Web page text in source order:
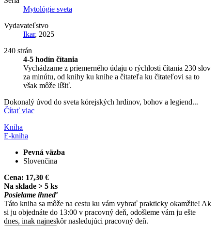
Mytológie sveta
Vydavateľstvo
Ikar, 2025
240 strán
4-5 hodín čítania
Vychádzame z priemerného údaju o rýchlosti čítania 230 slov
za minútu, od knihy ku knihe a čitateľa ku čitateľovi sa to
však môže líšiť.
Dokonalý úvod do sveta kórejských hrdinov, bohov a legiend...
Čítať viac
Kniha
E-kniha
Pevná väzba
Slovenčina
Cena: 17,30 €
Na sklade > 5 ks
Posielame ihneď
Táto kniha sa môže na cestu ku vám vybrať prakticky okamžite! Ak
si ju objednáte do 13:00 v pracovný deň, odošleme vám ju ešte
dnes, inak najneskôr nasledujúci pracovný deň.